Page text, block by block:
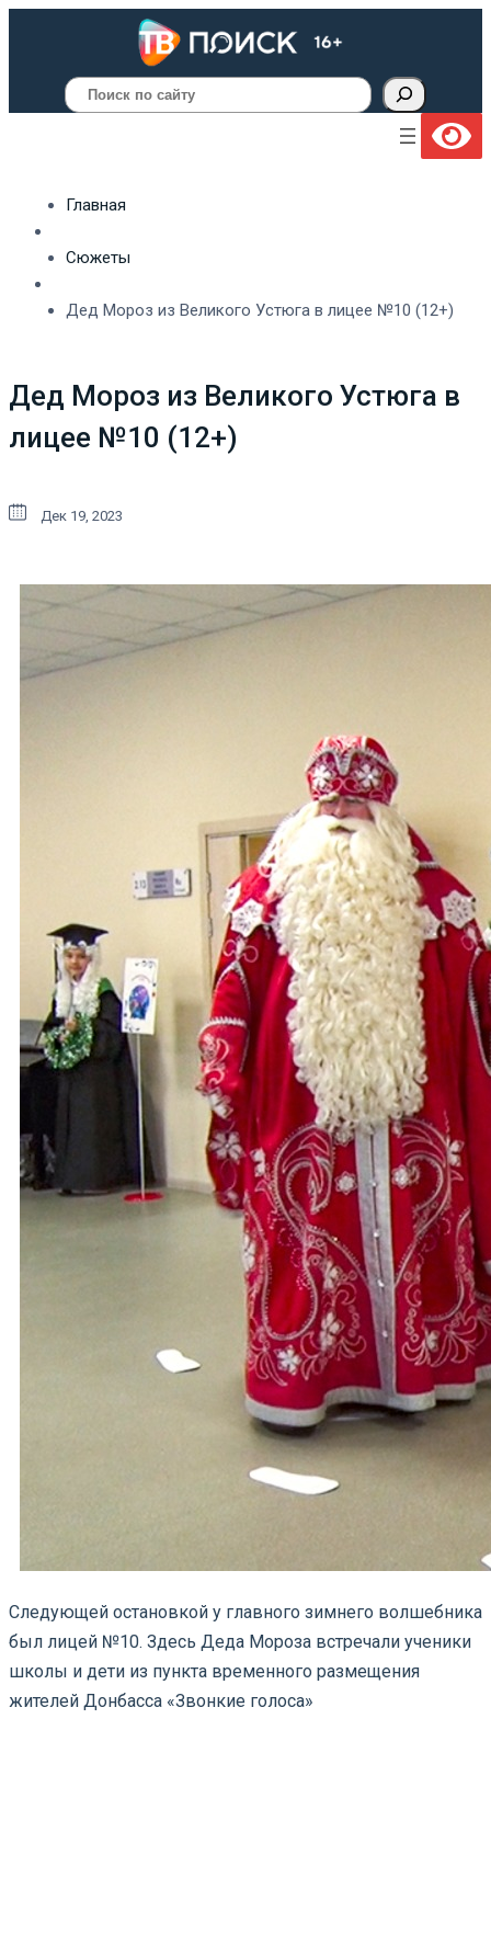
Поиск
Главная
Сюжеты
Дед Мороз из Великого Устюга в лицее №10 (12+)
Дед Мороз из Великого Устюга в
лицее №10 (12+)
Дек 19, 2023
Следующей остановкой у главного зимнего волшебника
был лицей №10. Здесь Деда Мороза встречали ученики
школы и дети из пункта временного размещения
жителей Донбасса «Звонкие голоса»